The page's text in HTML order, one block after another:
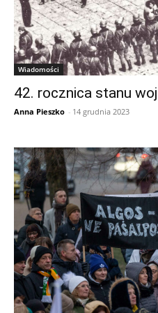
Wiadomości
42. rocznica stanu
Anna Pieszko - 14 grudnia 2023